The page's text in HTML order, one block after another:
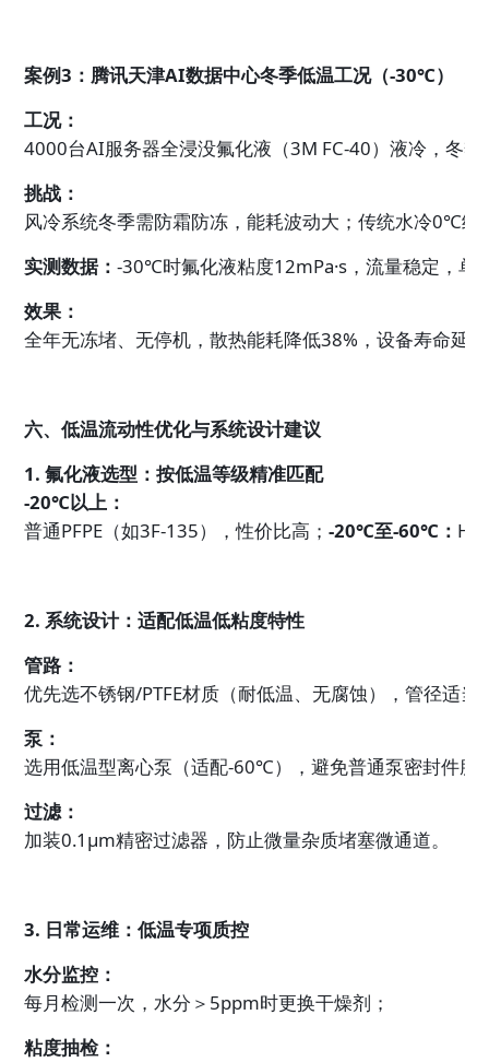
案例3：腾讯天津AI数据中心冬季低温工况（-30℃）
工况：
4000台AI服务器全浸没氟化液（3M FC-40）液冷，冬
挑战：
风冷系统冬季需防霜防冻，能耗波动大；传统水冷0℃结
实测数据：-30℃时氟化液粘度12mPa·s，流量稳定，单
效果：
全年无冻堵、无停机，散热能耗降低38%，设备寿命延
六、低温流动性优化与系统设计建议
1. 氟化液选型：按低温等级精准匹配
-20℃以上：
普通PFPE（如3F-135），性价比高；-20℃至-60℃：
2. 系统设计：适配低温低粘度特性
管路：
优先选不锈钢/PTFE材质（耐低温、无腐蚀），管径适
泵：
选用低温型离心泵（适配-60℃），避免普通泵密封件脆
过滤：
加装0.1μm精密过滤器，防止微量杂质堵塞微通道。
3. 日常运维：低温专项质控
水分监控：
每月检测一次，水分＞5ppm时更换干燥剂；
粘度抽检：